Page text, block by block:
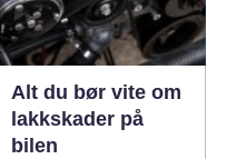
Alt du bør vite om
lakkskader på
bilen